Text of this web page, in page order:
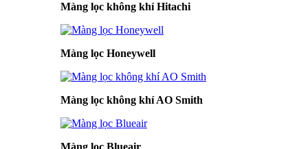
Màng lọc không khí Hitachi
Màng lọc Honeywell
Màng lọc không khí AO Smith
Màng lọc Blueair